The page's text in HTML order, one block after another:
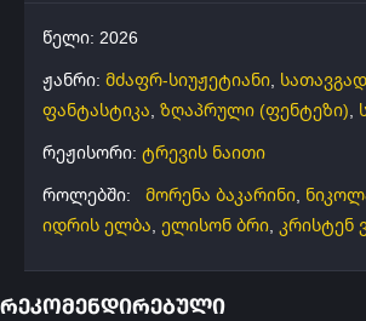
წელი: 2026
ჟანრი: მძაფრ-სიუჟეტიანი,
ფანტასტიკა, ზღაპრული (ფენტეზი),
რეჟისორი: ტრევის ნაითი
როლებში:
მორენა ბაკარინი,
იდრის ელბა, ელისონ ბრი, კრისტენ
რეკომენდირებული